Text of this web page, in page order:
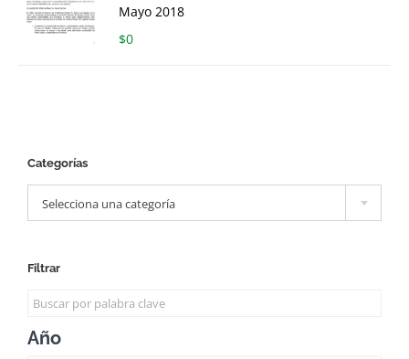
Mayo 2018
$0
Categorías
Selecciona una categoría
Filtrar
Año